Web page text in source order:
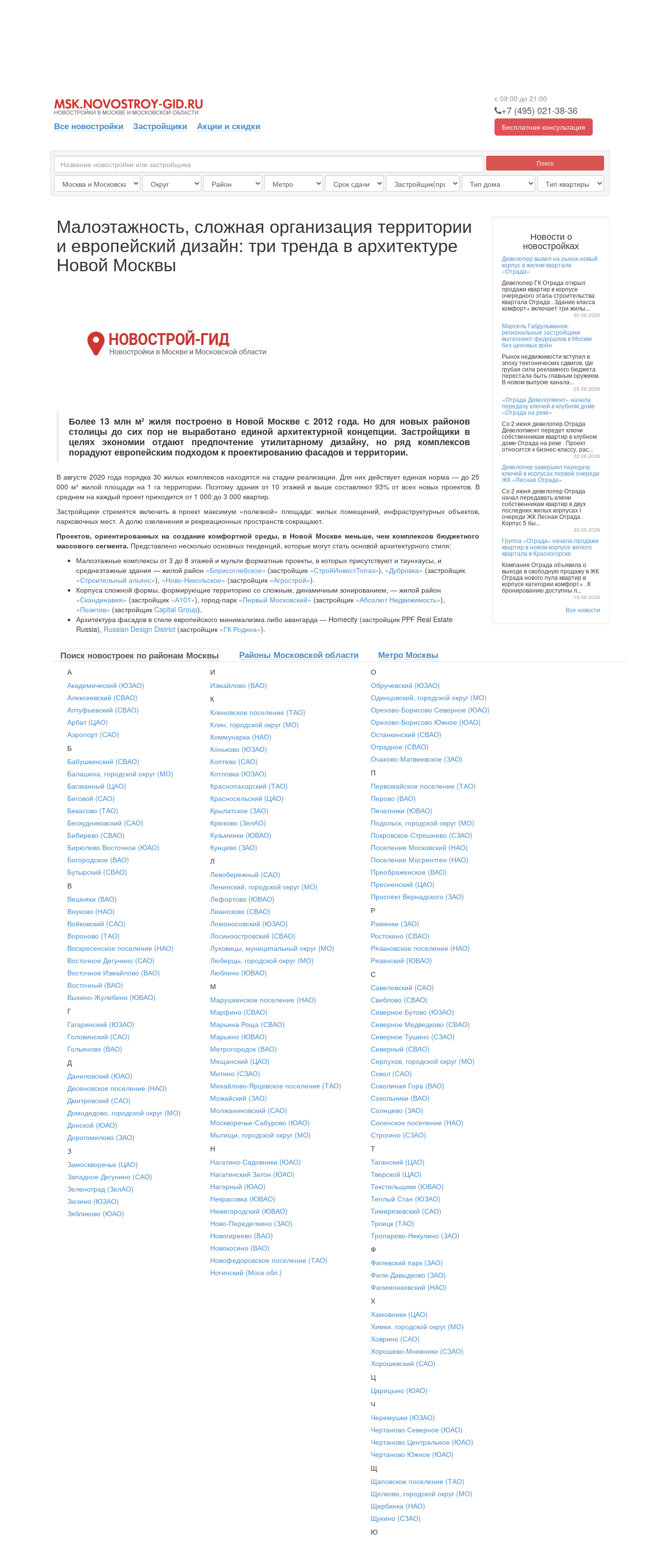
Все новостройки Застройщики Акции и скидки
с 09:00 до 21:00
+7 (495) 021-38-36
Бесплатная консультация
Поиск
Малоэтажность, сложная организация территории
и европейский дизайн: три тренда в архитектуре
Новой Москвы
Более 13 млн м² жиля построено в Новой Москве с 2012 года. Но для новых районов
столицы до сих пор не выработано единой архитектурной концепции. Застройщики в
целях экономии отдают предпочтение утилитарному дизайну, но ряд комплексов
порадуют европейским подходом к проектированию фасадов и территории.
В августе 2020 года порядка 30 жилых комплексов находятся на стадии реализации. Для них действует единая норма — до 25
000 м² жилой площади на 1 га территории. Поэтому здания от 10 этажей и выше составляют 93% от всех новых проектов. В
среднем на каждый проект приходится от 1 000 до 3 000 квартир.
Застройщики стремятся включить в проект максимум «полезной» площади: жилых помещений, инфраструктурных объектов,
парковочных мест. А долю озеленения и рекреационных пространств сокращают.
Проектов, ориентированных на создание комфортной среды, в Новой Москве меньше, чем комплексов бюджетного
массового сегмента. Представлено несколько основных тенденций, которые могут стать основой архитектурного стиля:
Малоэтажные комплексы от 3 до 8 этажей и мульти форматные проекты, в которых присутствуют и таунхаусы, и
среднеэтажные здания — жилой район «Борисоглебское» (застройщик «СтройИнвестТопаз»), «Дубровка» (застройщик
«Строительный альянс»), «Ново-Никольское» (застройщик «Агрострой»).
Корпуса сложной формы, формирующие территорию со сложным, динамичным зонированием, — жилой район
«Скандинавия» (застройщик «А101»), город-парк «Первый Московский» (застройщик «Абсолют Недвижимость»),
«Позитив» (застройщик Capital Group).
Архитектура фасадов в стиле европейского минимализма либо авангарда — Homecity (застройщик PPF Real Estate
Russia), Russian Design District (застройщик «ГК Родина»).
Новости о
новостройках
Девелопер вывел на рынок новый
корпус в жилом квартале
«Отрада»
Девелопер ГК Отрада открыл
продажи квартир в корпусе
очередного этапа строительства
квартала Отрада . Здание класса
комфорт+ включает три жилы...
30.06.2026
Марсель Габдульманов:
региональные застройщики
вытесняют федералов в Москве
без ценовых войн
Рынок недвижимости вступил в
эпоху тектонических сдвигов, где
грубая сила рекламного бюджета
перестала быть главным оружием.
В новом выпуске канала...
25.06.2026
«Отрада Девелопмент» начала
передачу ключей в клубном доме
«Отрада на реке»
Со 2 июня девелопер Отрада
Девелопмент передет ключи
собственникам квартир в клубном
доме Отрада на реке . Проект
относится к бизнес-классу, рас...
22.06.2026
Девелопер завершил передачу
ключей в корпусах первой очереди
ЖК «Лесная Отрада»
Со 2 июня девелопер Отрада
начал передавать ключи
собственникам квартир в двух
последних жилых корпусах I
очереди ЖК Лесная Отрада .
Корпус 5 бы...
22.06.2026
Группа «Отрада» начала продажи
квартир в новом корпусе жилого
квартала в Красногорске
Компания Отрада объявила о
выходе в свободную продажу в ЖК
Отрада нового пула квартир в
корпусе категории комфорт+ . К
бронированию доступны л...
19.06.2026
Все новости
Поиск новостроек по районам Москвы Районы Московской области Метро Москвы
А
Академический (ЮЗАО)
Алексеевский (СВАО)
Алтуфьевский (СВАО)
Арбат (ЦАО)
Аэропорт (САО)
Б
Бабушкинский (СВАО)
Балашиха, городской округ (МО)
Басманный (ЦАО)
Беговой (САО)
Бекасово (ТАО)
Бескудниковский (САО)
Бибирево (СВАО)
Бирюлево Восточное (ЮАО)
Богородское (ВАО)
Бутырский (СВАО)
В
Вешняки (ВАО)
Внуково (НАО)
Войковский (САО)
Вороново (ТАО)
Воскресенское поселение (НАО)
Восточное Дегунино (САО)
Восточное Измайлово (ВАО)
Восточный (ВАО)
Выхино-Жулебино (ЮВАО)
Г
Гагаринский (ЮЗАО)
Головинский (САО)
Гольяново (ВАО)
Д
Даниловский (ЮАО)
Десеновское поселение (НАО)
Дмитровский (САО)
Домодедово, городской округ (МО)
Донской (ЮАО)
Дорогомилово (ЗАО)
З
Замоскворечье (ЦАО)
Западное Дегунино (САО)
Зеленоград (ЗелАО)
Зюзино (ЮЗАО)
Зябликово (ЮАО)
И
Измайлово (ВАО)
К
Кленовское поселение (ТАО)
Клин, городской округ (МО)
Коммунарка (НАО)
Коньково (ЮЗАО)
Коптево (САО)
Котловка (ЮЗАО)
Краснопахорский (ТАО)
Красносельский (ЦАО)
Крылатское (ЗАО)
Крюково (ЗелАО)
Кузьминки (ЮВАО)
Кунцево (ЗАО)
Л
Левобережный (САО)
Ленинский, городской округ (МО)
Лефортово (ЮВАО)
Лианозово (СВАО)
Ломоносовский (ЮЗАО)
Лосиноостровский (СВАО)
Луховицы, муниципальный округ (МО)
Люберцы, городской округ (МО)
Люблино (ЮВАО)
М
Марушкинское поселение (НАО)
Марфино (СВАО)
Марьина Роща (СВАО)
Марьино (ЮВАО)
Метрогородок (ВАО)
Мещанский (ЦАО)
Митино (СЗАО)
Михайлово-Ярцевское поселение (ТАО)
Можайский (ЗАО)
Молжаниновский (САО)
Москворечье-Сабурово (ЮАО)
Мытищи, городской округ (МО)
Н
Нагатино-Садовники (ЮАО)
Нагатинский Затон (ЮАО)
Нагорный (ЮАО)
Некрасовка (ЮВАО)
Нижегородский (ЮВАО)
Ново-Переделкино (ЗАО)
Новогиреево (ВАО)
Новокосино (ВАО)
Новофедоровское поселение (ТАО)
Ногинский (Моск обл.)
О
Обручевский (ЮЗАО)
Одинцовский, городской округ (МО)
Орехово-Борисово Северное (ЮАО)
Орехово-Борисово Южное (ЮАО)
Останкинский (СВАО)
Отрадное (СВАО)
Очаково-Матвеевское (ЗАО)
П
Первомайское поселение (ТАО)
Перово (ВАО)
Печатники (ЮВАО)
Подольск, городской округ (МО)
Покровское-Стрешнево (СЗАО)
Поселение Московский (НАО)
Поселение Мосрентген (НАО)
Преображенское (ВАО)
Пресненский (ЦАО)
Проспект Вернадского (ЗАО)
Р
Раменки (ЗАО)
Ростокино (СВАО)
Рязановское поселение (НАО)
Рязанский (ЮВАО)
С
Савеловский (САО)
Свиблово (СВАО)
Северное Бутово (ЮЗАО)
Северное Медведково (СВАО)
Северное Тушино (СЗАО)
Северный (СВАО)
Серпухов, городской округ (МО)
Сокол (САО)
Соколиная Гора (ВАО)
Сокольники (ВАО)
Солнцево (ЗАО)
Сосенское поселение (НАО)
Строгино (СЗАО)
Т
Таганский (ЦАО)
Тверской (ЦАО)
Текстильщики (ЮВАО)
Теплый Стан (ЮЗАО)
Тимирязевский (САО)
Троицк (ТАО)
Тропарево-Никулино (ЗАО)
Ф
Филевский парк (ЗАО)
Фили-Давыдково (ЗАО)
Филимонковский (НАО)
Х
Хамовники (ЦАО)
Химки, городской округ (МО)
Ховрино (САО)
Хорошево-Мневники (СЗАО)
Хорошевский (САО)
Ц
Царицыно (ЮАО)
Ч
Черемушки (ЮЗАО)
Чертаново Северное (ЮАО)
Чертаново Центральное (ЮАО)
Чертаново Южное (ЮАО)
Щ
Щаповское поселение (ТАО)
Щелково, городской округ (МО)
Щербинка (НАО)
Щукино (СЗАО)
Ю